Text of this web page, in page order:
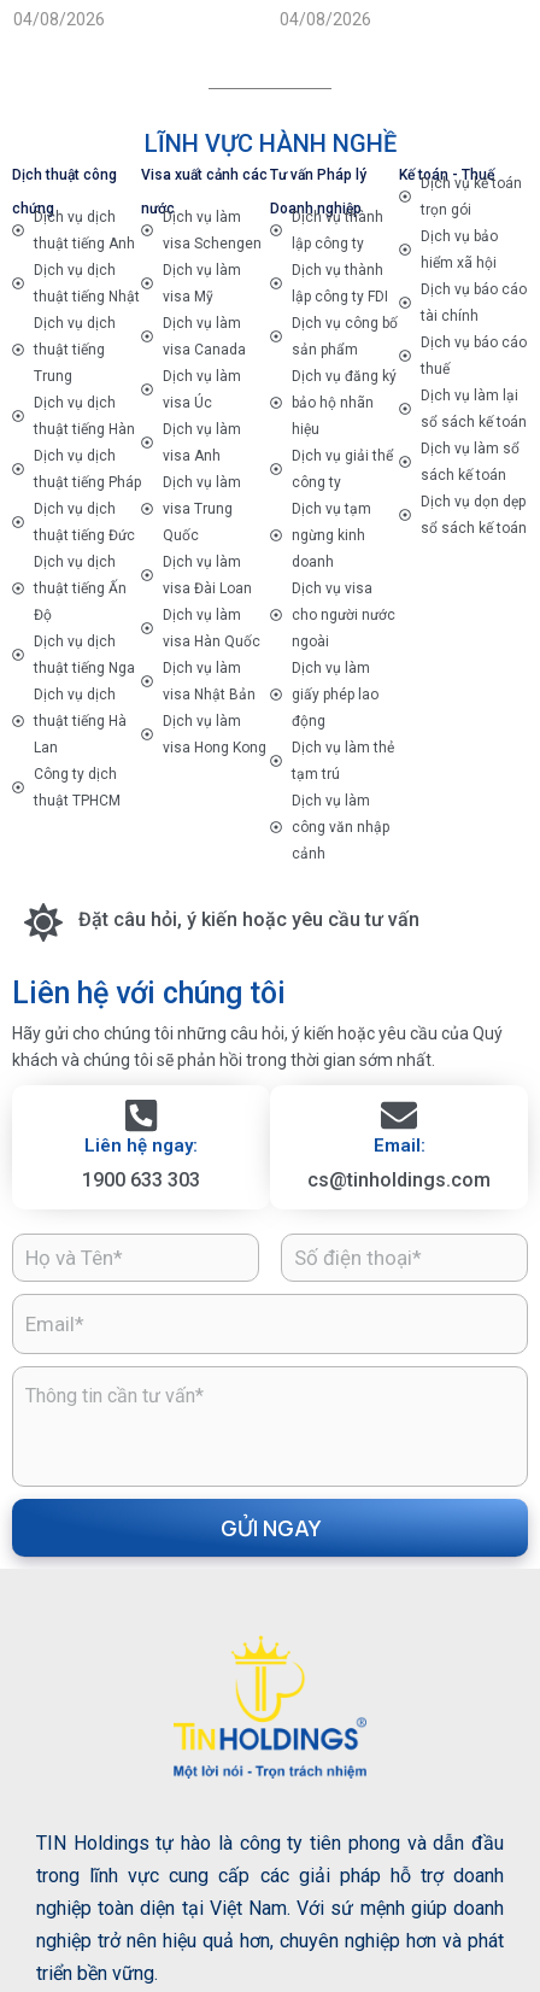
04/08/2026
Hà Nội
04/08/2026
LĨNH VỰC HÀNH NGHỀ
Dịch thuật công
chứngDịch vụ dịch
thuật tiếng Anh
Dịch vụ dịch
thuật tiếng Nhật
Dịch vụ dịch
thuật tiếng
Trung
Dịch vụ dịch
thuật tiếng Hàn
Dịch vụ dịch
thuật tiếng Pháp
Dịch vụ dịch
thuật tiếng Đức
Dịch vụ dịch
thuật tiếng Ấn
Độ
Dịch vụ dịch
thuật tiếng Nga
Dịch vụ dịch
thuật tiếng Hà
Lan
Công ty dịch
thuật TPHCM
Visa xuất cảnh các
nướcDịch vụ làm
visa Schengen
Dịch vụ làm
visa Mỹ
Dịch vụ làm
visa Canada
Dịch vụ làm
visa Úc
Dịch vụ làm
visa Anh
Dịch vụ làm
visa Trung
Quốc
Dịch vụ làm
visa Đài Loan
Dịch vụ làm
visa Hàn Quốc
Dịch vụ làm
visa Nhật Bản
Dịch vụ làm
visa Hong Kong
Tư vấn Pháp lý
Doanh nghiệp
Dịch vụ thành
lập công ty
Dịch vụ thành
lập công ty FDI
Dịch vụ công bố
sản phẩm
Dịch vụ đăng ký
bảo hộ nhãn
hiệu
Dịch vụ giải thể
công ty
Dịch vụ tạm
ngừng kinh
doanh
Dịch vụ visa
cho người nước
ngoài
Dịch vụ làm
giấy phép lao
động
Dịch vụ làm thẻ
tạm trú
Dịch vụ làm
công văn nhập
cảnh
Kế toán - Thuế
Dịch vụ kế toán
trọn gói
Dịch vụ bảo
hiểm xã hội
Dịch vụ báo cáo
tài chính
Dịch vụ báo cáo
thuế
Dịch vụ làm lại
sổ sách kế toán
Dịch vụ làm sổ
sách kế toán
Dịch vụ dọn dẹp
sổ sách kế toán
Đặt câu hỏi, ý kiến hoặc yêu cầu tư vấn
Liên hệ với chúng tôi
Hãy gửi cho chúng tôi những câu hỏi, ý kiến hoặc yêu cầu của Quý
khách và chúng tôi sẽ phản hồi trong thời gian sớm nhất.
Liên hệ ngay:
1900 633 303
Email:
cs@tinholdings.com
TIN Holdings tự hào là công ty tiên phong và dẫn đầu
trong lĩnh vực cung cấp các giải pháp hỗ trợ doanh
nghiệp toàn diện tại Việt Nam. Với sứ mệnh giúp doanh
nghiệp trở nên hiệu quả hơn, chuyên nghiệp hơn và phát
triển bền vững.